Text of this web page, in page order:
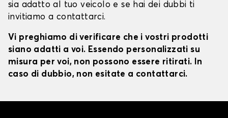
sia adatto al tuo veicolo e se hai dei dubbi ti
invitiamo a contattarci.
Vi preghiamo di verificare che i vostri prodotti
siano adatti a voi. Essendo personalizzati su
misura per voi, non possono essere ritirati. In
caso di dubbio, non esitate a contattarci.